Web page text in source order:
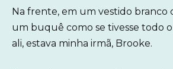
Na frente, em um vestido branco
um buquê como se tivesse todo
ali, estava minha irmã, Brooke.